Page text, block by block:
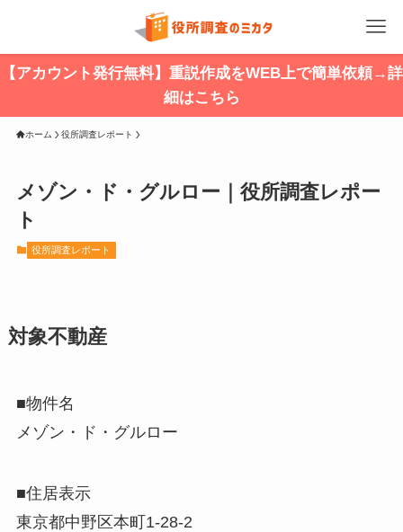
【アカウント発行無料】重説作成をWEB上で簡単依頼→詳
細はこちら
ホーム 役所調査レポート
メゾン・ド・グルロー｜役所調査レポー
ト
役所調査レポート
対象不動産
■物件名
メゾン・ド・グルロー
■住居表示
東京都中野区本町1-28-2